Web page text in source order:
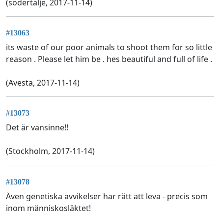
(södertälje, 2017-11-14)
#13063
its waste of our poor animals to shoot them for so little
reason . Please let him be . hes beautiful and full of life .
(Avesta, 2017-11-14)
#13073
Det är vansinne!!
(Stockholm, 2017-11-14)
#13078
Även genetiska avvikelser har rätt att leva - precis som
inom människosläktet!